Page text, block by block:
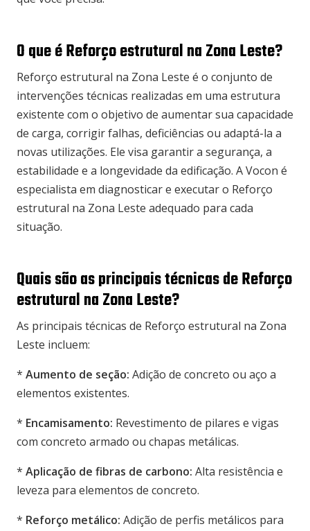
O que é Reforço estrutural na Zona Leste?
Reforço estrutural na Zona Leste é o conjunto de
intervenções técnicas realizadas em uma estrutura
existente com o objetivo de aumentar sua capacidade
de carga, corrigir falhas, deficiências ou adaptá-la a
novas utilizações. Ele visa garantir a segurança, a
estabilidade e a longevidade da edificação. A Vocon é
especialista em diagnosticar e executar o Reforço
estrutural na Zona Leste adequado para cada
situação.
Quais são as principais técnicas de Reforço
estrutural na Zona Leste?
As principais técnicas de Reforço estrutural na Zona
Leste incluem:
* Aumento de seção: Adição de concreto ou aço a
elementos existentes.
* Encamisamento: Revestimento de pilares e vigas
com concreto armado ou chapas metálicas.
* Aplicação de fibras de carbono: Alta resistência e
leveza para elementos de concreto.
* Reforço metálico: Adição de perfis metálicos para